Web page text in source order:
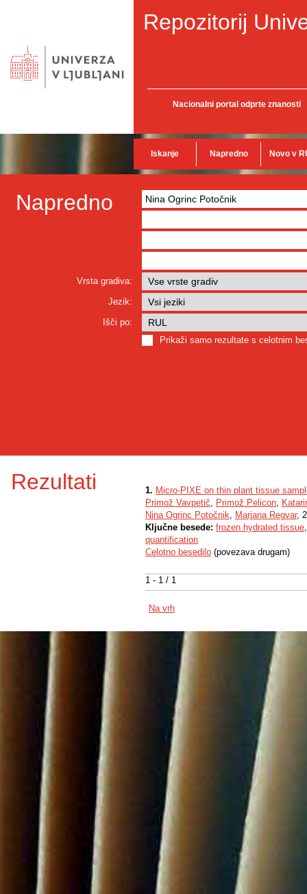
Repozitorij
Nacionalni portal odprte znanosti
Iskanje Napredno Novo v
Napredno
Vrsta gradiva:
Jezik:
Išči po:
Prikaži samo rezultate s celotnim
Rezultati
1 - 1 / 1
1. Micro-PIXE on thin plant tissue
Primož Vavpetič, Primož Pelicon,
Nina Ogrinc Potočnik, Marjana Regvar,
Ključne besede: frozen hydrated tissue
quantification
Celotno besedilo (povezava drugam)
Na vrh